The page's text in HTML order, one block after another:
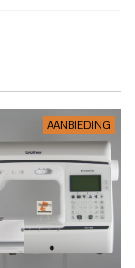
AANBIEDING